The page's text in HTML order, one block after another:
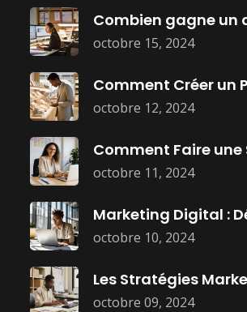
octobre 15, 2024
octobre 12, 2024
octobre 11, 2024
octobre 10, 2024
octobre 09, 2024